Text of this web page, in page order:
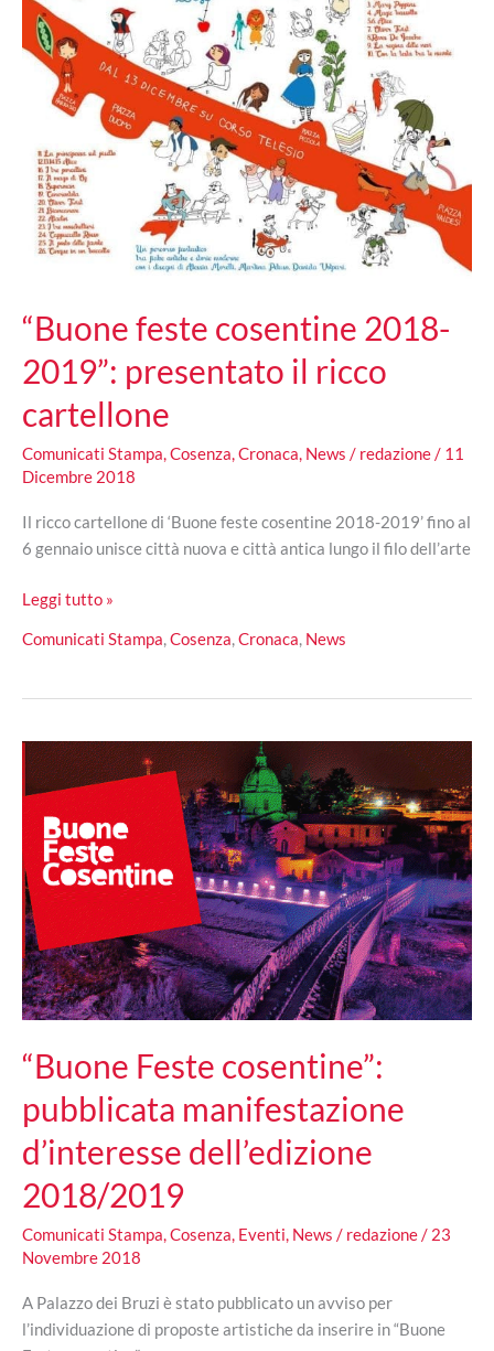
di
“Buone
Feste
cosentine”
“Buone feste cosentine 2018-
2019”: presentato il ricco
cartellone
Comunicati Stampa Cosenza Cronaca News / redazione / 11
Dicembre 2018
Il ricco cartellone di ‘Buone feste cosentine 2018-2019’ fino al
6 gennaio unisce città nuova e città antica lungo il filo dell’arte
“Buone
cosentine
2019”:
il
ricco
cartellone
Leggi tutto »
Comunicati Stampa,Cosenza,Cronaca, News
“Buone Feste cosentine”:
pubblicata manifestazione
d’interesse dell’edizione
2018/2019
Comunicati Stampa,Cosenza, Eventi, News / redazione/ 23
Novembre 2018
A Palazzo dei Bruzi è stato pubblicato un avviso per
l’individuazione di proposte artistiche da inserire in “Buone